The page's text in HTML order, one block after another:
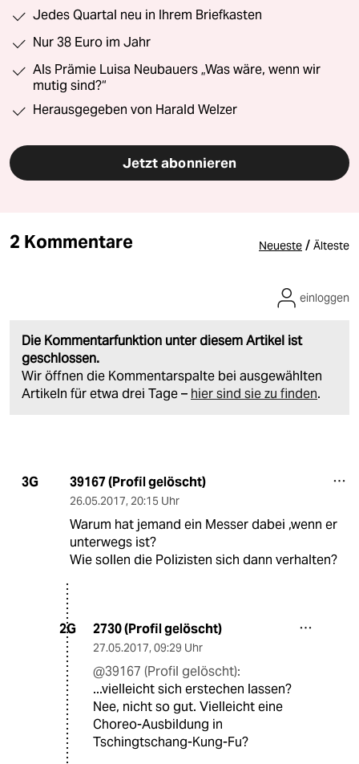
Jedes Quartal neu in Ihrem Briefkasten
Nur 38 Euro im Jahr
Als Prämie Luisa Neubauers „Was wäre, wenn wir
mutig sind?“
Herausgegeben von Harald Welzer
Jetzt abonnieren
2 Kommentare Neueste / Älteste
Die Kommentarfunktion unter diesem Artikel ist
geschlossen.
Wir öffnen die Kommentarspalte bei ausgewählten
Artikeln für etwa drei Tage – hier sind sie zu finden.
einloggen
3G 39167 (Profil gelöscht)
26.05.2017, 20:15 Uhr
Warum hat jemand ein Messer dabei ,wenn er
unterwegs ist?
Wie sollen die Polizisten sich dann verhalten?
2G 2730 (Profil gelöscht)
27.05.2017, 09:29 Uhr
@39167 (Profil gelöscht):
...vielleicht sich erstechen lassen?
Nee, nicht so gut. Vielleicht eine
Choreo-Ausbildung in
Tschingtschang-Kung-Fu?